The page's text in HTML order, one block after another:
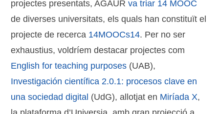
projectes presentats, AGAURva triar 14 MOOC
de diverses universitats, els quals han constituït el
projecte de recerca 14MOOCs14. Per no ser
exhaustius, voldríem destacar projectes com
English for teaching purposes (UAB),
Investigación científica 2.0.1: procesos clave en
una sociedad digital (UdG), allotjat en Miríada X,